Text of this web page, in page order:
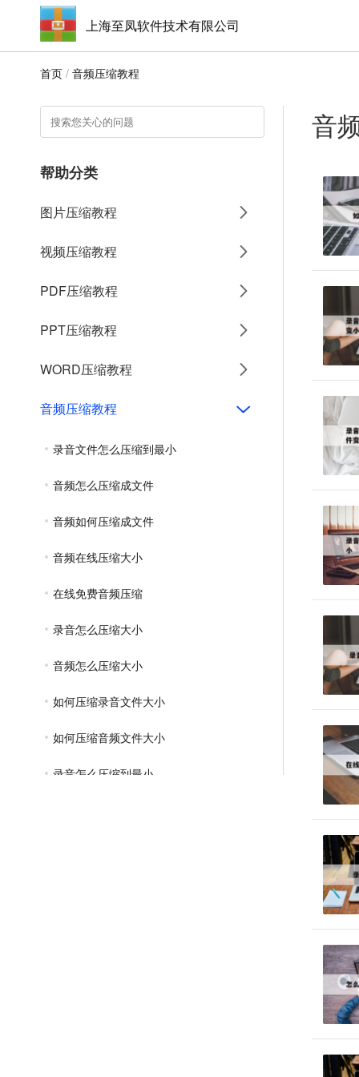
上海至凤软件技术有限公司
首页 / 音频压缩教程
帮助分类
图片压缩教程
视频压缩教程
PDF压缩教程
PPT压缩教程
WORD压缩教程
音频压缩教程
录音文件怎么压缩到最小
音频怎么压缩成文件
音频如何压缩成文件
音频在线压缩大小
在线免费音频压缩
录音怎么压缩大小
音频怎么压缩大小
如何压缩录音文件大小
如何压缩音频文件大小
录音怎么压缩到最小
音